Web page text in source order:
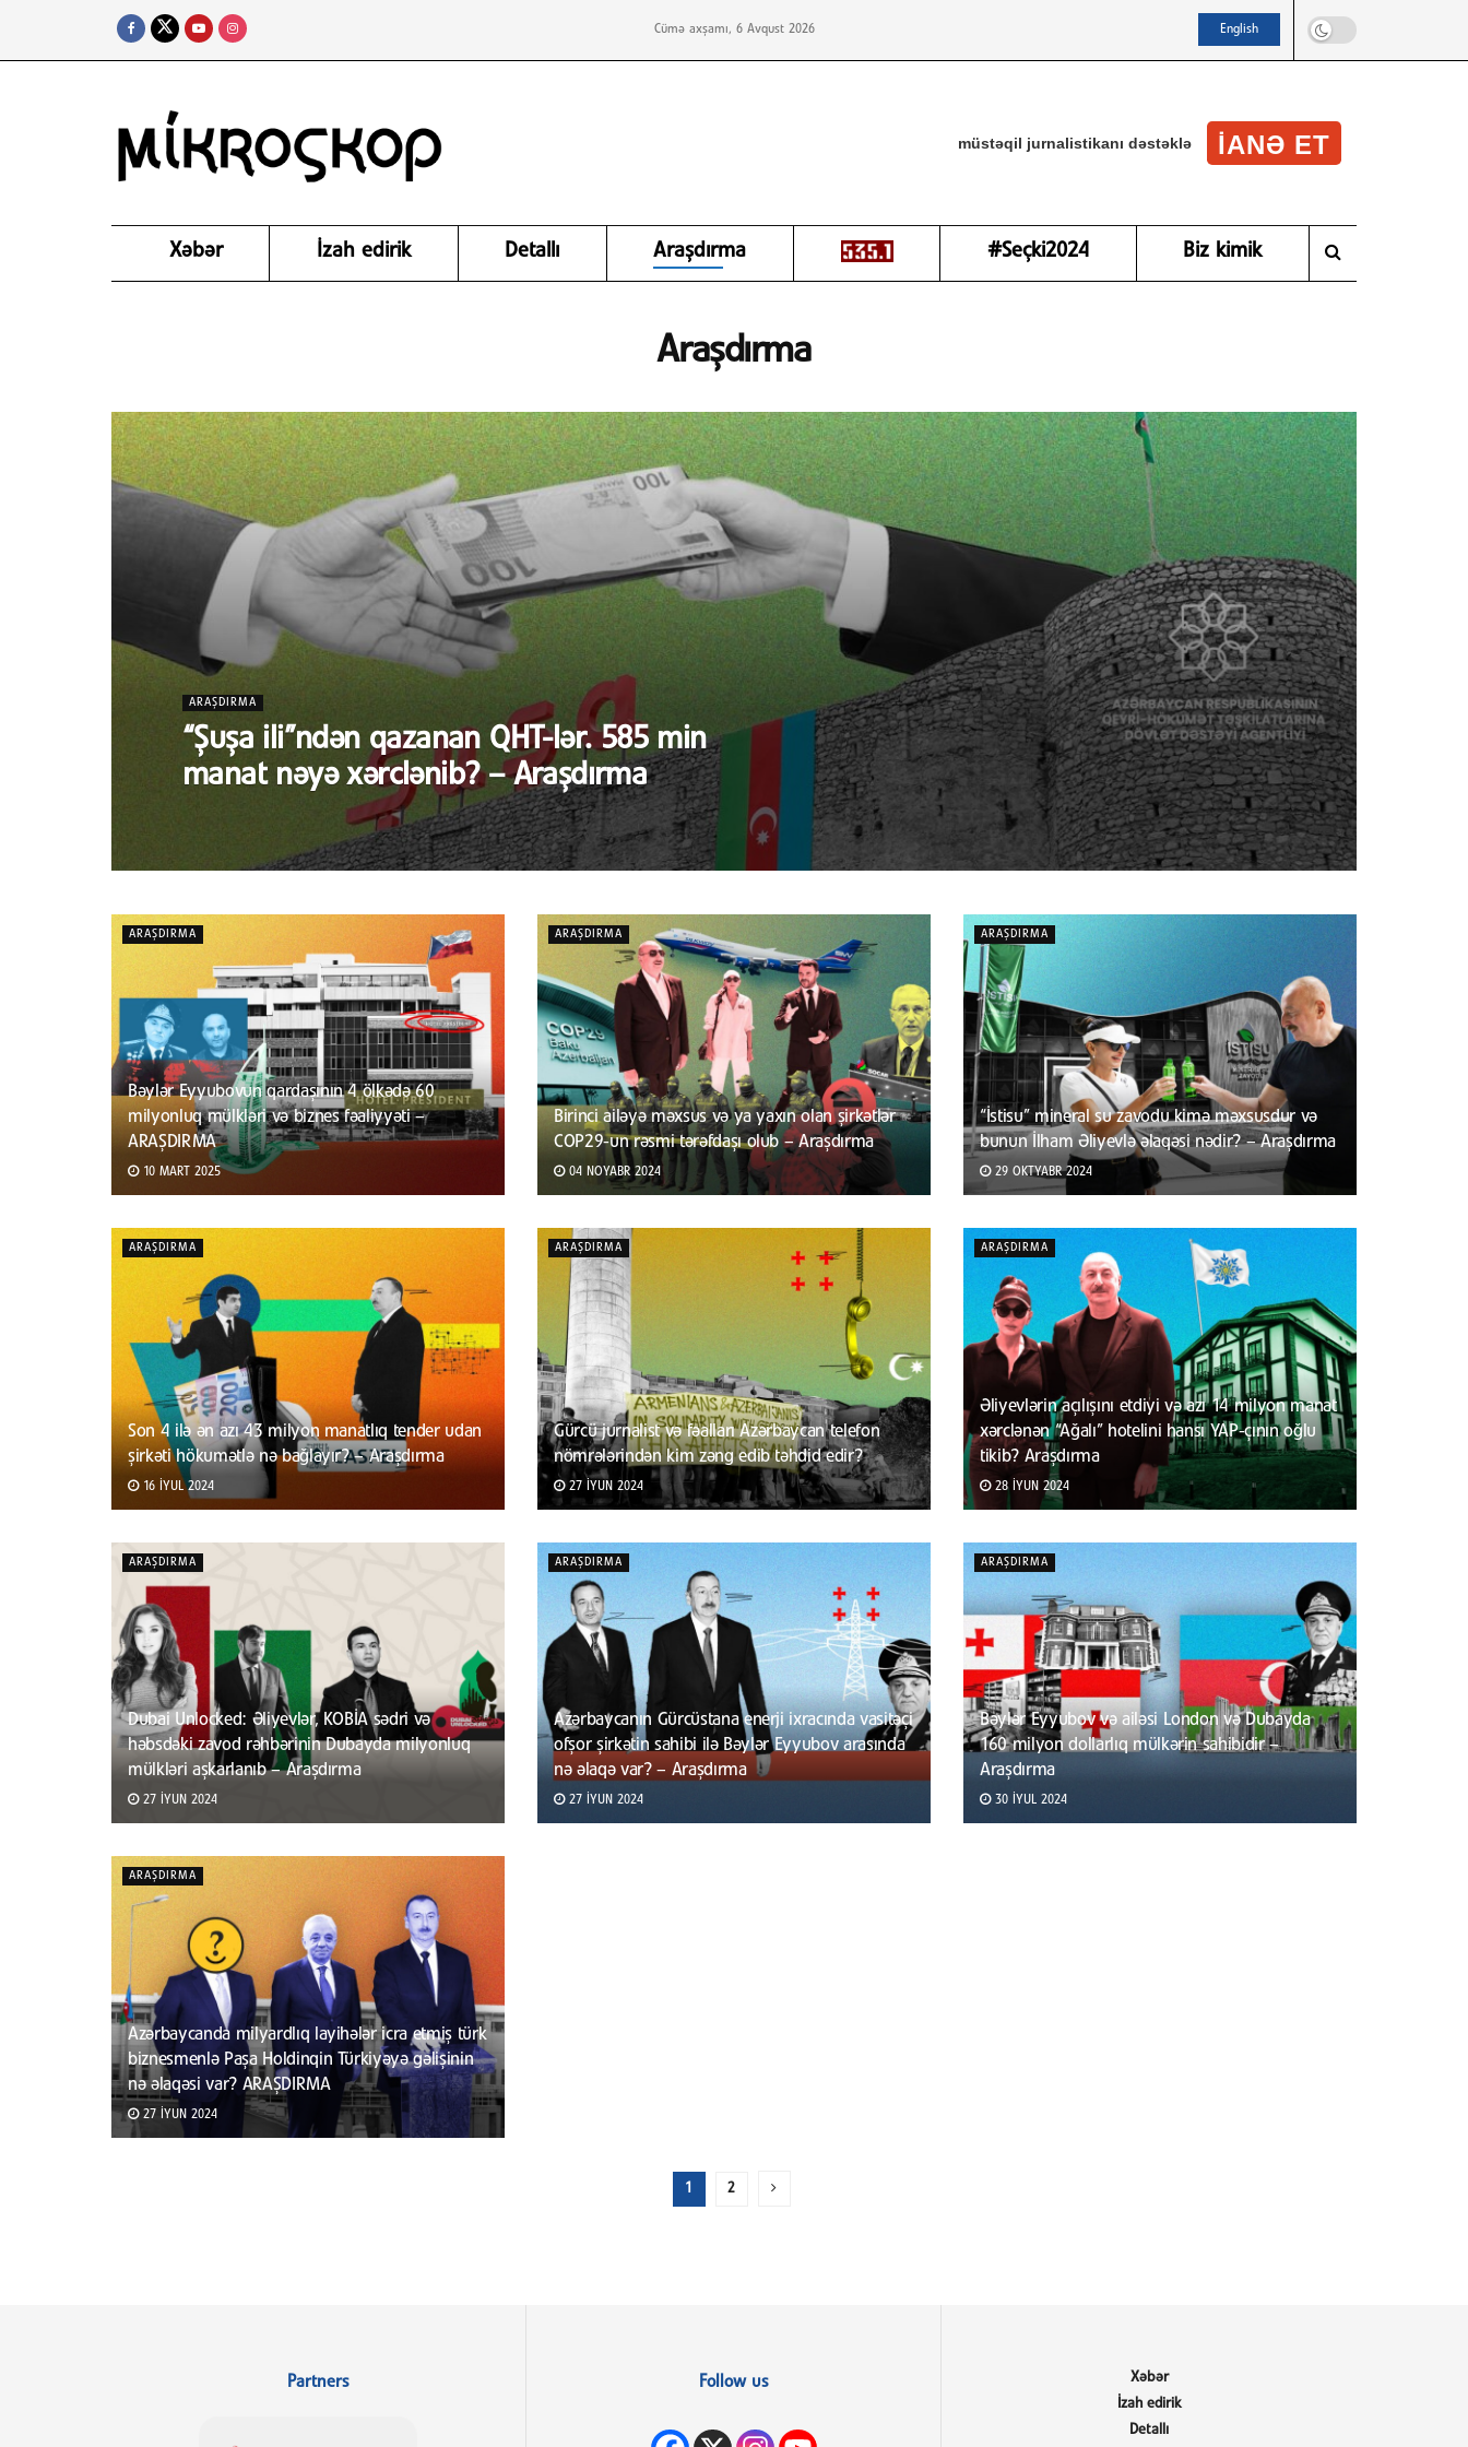
Cümə axşamı, 6 Avqust 2026 English
müstəqil jurnalistikanı dəstəklə IANƏ ET
Xəbər İzah edirik Detallı Araşdırma #Seçki2024 Biz kimik
Araşdırma
ARAŞDIRMA
“Şuşa ili”ndən qazanan QHT-lər. 585 min
manat nəyə xərclənib? – Araşdırma
ARAŞDIRMA
Bəylər Eyyubovun qardaşının 4 ölkədə 60
milyonluq mülkləri və biznes fəaliyyəti –
ARAŞDIRMA
10 MART 2025
ARAŞDIRMA
Birinci ailəyə məxsus və ya yaxın olan şirkətlər
COP29-un rəsmi tərəfdaşı olub – Araşdırma
04 NOYABR 2024
ARAŞDIRMA
“İstisu” mineral su zavodu kimə məxsusdur və
bunun İlham Əliyevlə əlaqəsi nədir? – Araşdırma
29 OKTYABR 2024
ARAŞDIRMA
Son 4 ilə ən azı 43 milyon manatlıq tender udan
şirkəti hökumətlə nə bağlayır? – Araşdırma
16 İYUL 2024
ARAŞDIRMA
Gürcü jurnalist və fəalları Azərbaycan telefon
nömrələrindən kim zəng edib təhdid edir?
27 İYUN 2024
ARAŞDIRMA
Əliyevlərin açılışını etdiyi və azı 14 milyon manat
xərclənən “Ağalı” hotelini hansı YAP-çının oğlu
tikib? Araşdırma
28 İYUN 2024
ARAŞDIRMA
Dubai Unlocked: Əliyevlər, KOBİA sədri və
həbsdəki zavod rəhbərinin Dubayda milyonluq
mülkləri aşkarlanıb – Araşdırma
27 İYUN 2024
ARAŞDIRMA
Azərbaycanın Gürcüstana enerji ixracında vasitəçi
ofşor şirkətin sahibi ilə Bəylər Eyyubov arasında
nə əlaqə var? – Araşdırma
27 İYUN 2024
ARAŞDIRMA
Bəylər Eyyubov və ailəsi London və Dubayda
160 milyon dollarlıq mülkərin sahibidir –
Araşdırma
30 İYUL 2024
ARAŞDIRMA
Azərbaycanda milyardlıq layihələr icra etmiş türk
biznesmenlə Paşa Holdinqin Türkiyəyə gəlişinin
nə əlaqəsi var? ARAŞDIRMA
27 İYUN 2024
1 2
Partners Follow us
Xəbər
İzah edirik
Detallı